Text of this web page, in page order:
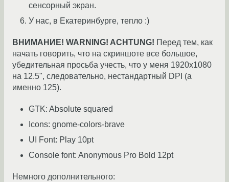
сенсорный экран.
У нас, в Екатеринбурге, тепло :)
ВНИМАНИЕ! WARNING! ACHTUNG! Перед тем, как
начать говорить, что на скриншоте все большое,
убедительная просьба учесть, что у меня 1920х1080
на 12.5", следовательно, нестандартный DPI (а
именно 125).
GTK: Absolute squared
Icons: gnome-colors-brave
UI Font: Play 10pt
Console font: Anonymous Pro Bold 12pt
Немного дополнительного: